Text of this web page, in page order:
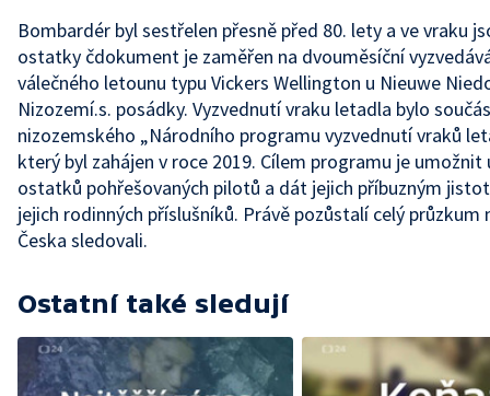
Bombardér byl sestřelen přesně před 80. lety a ve vraku
ostatky čdokument je zaměřen na dvouměsíční
válečného letounu typu Vickers Wellington u Nieuwe
Nizozemí.s. posádky. Vyzvednutí vraku letadla bylo
nizozemského „Národního programu vyzvednutí vraků
který byl zahájen v roce 2019. Cílem programu je umožnit
ostatků pohřešovaných pilotů a dát jejich příbuzným
jejich rodinných příslušníků. Právě pozůstalí celý průzkum
Česka sledovali.
Ostatní také sledují